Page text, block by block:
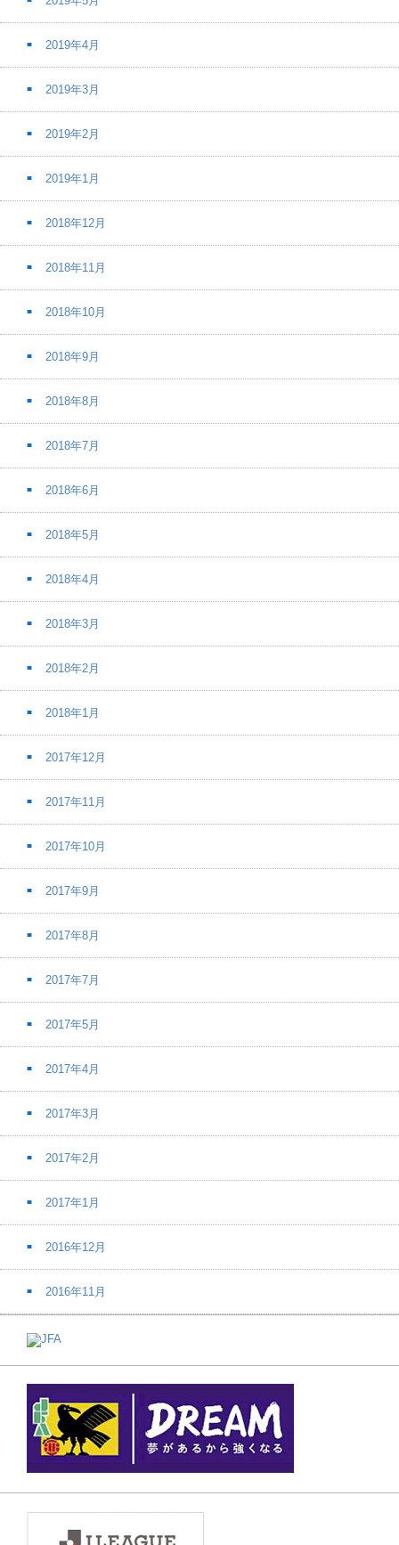
2019年4月
2019年3月
2019年2月
2019年1月
2018年12月
2018年11月
2018年10月
2018年9月
2018年8月
2018年7月
2018年6月
2018年5月
2018年4月
2018年3月
2018年2月
2018年1月
2017年12月
2017年11月
2017年10月
2017年9月
2017年8月
2017年7月
2017年5月
2017年4月
2017年3月
2017年2月
2017年1月
2016年12月
2016年11月